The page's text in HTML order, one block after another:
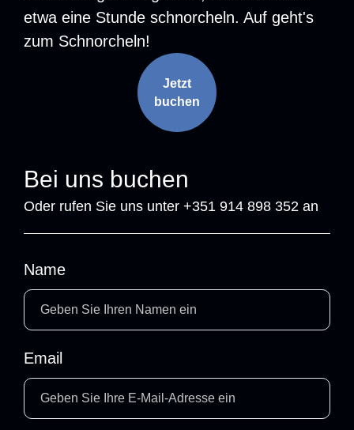
etwa eine Stunde schnorcheln. Auf geht's
zum Schnorcheln!
Jetzt
buchen
Bei uns buchen
Oder rufen Sie uns unter +351 914 898 352 an
Name
Email